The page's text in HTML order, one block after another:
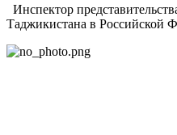
Инспектор
Таджикистана в Российской